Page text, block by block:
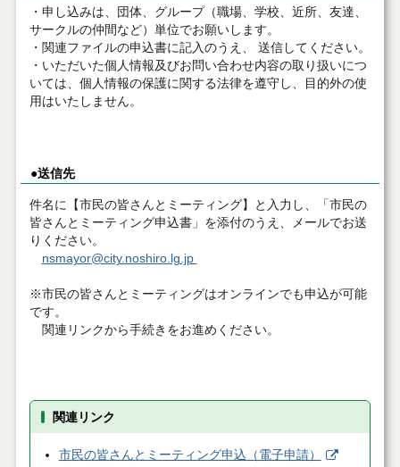
・申し込みは、団体、グループ（職場、学校、近所、友達、
サークルの仲間など）単位でお願いします。
・関連ファイルの申込書に記入のうえ、 送信してください。
・いただいた個人情報及びお問い合わせ内容の取り扱いにつ
いては、個人情報の保護に関する法律を遵守し、目的外の使
用はいたしません。
●送信先
件名に【市民の皆さんとミーティング】と入力し、「市民の
皆さんとミーティング申込書」を添付のうえ、メールでお送
りください。
nsmayor@city.noshiro.lg.jp
※市民の皆さんとミーティングはオンラインでも申込が可能
です。
関連リンクから手続きをお進めください。
関連リンク
市民の皆さんとミーティング申込（電子申請）